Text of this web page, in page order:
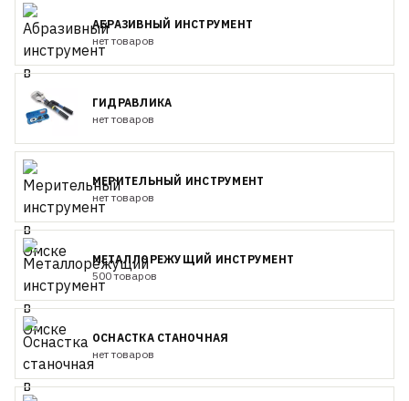
АБРАЗИВНЫЙ ИНСТРУМЕНТ
нет товаров
ГИДРАВЛИКА
нет товаров
МЕРИТЕЛЬНЫЙ ИНСТРУМЕНТ
нет товаров
МЕТАЛЛОРЕЖУЩИЙ ИНСТРУМЕНТ
500 товаров
ОСНАСТКА СТАНОЧНАЯ
нет товаров